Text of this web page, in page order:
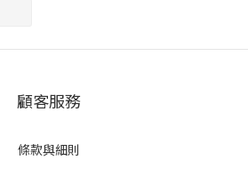
顧客服務
條款與細則